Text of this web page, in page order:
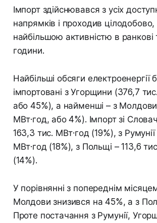
Імпорт здійснювався з усіх
напрямків і проходив цілодобово,
найбільшою активністю в ранкові
години.
Найбільші обсяги електроенергії
імпортовані з Угорщини (376,7
або 45%), а найменші – з
МВт·год, або 4%). Імпорт зі
163,3 тис. МВт·год (19%), з
МВт·год (18%), з Польщі – 113,6
(14%).
У порівнянні з попереднім
Молдови знизився на 45%, а з
Проте постачання з Румунії,